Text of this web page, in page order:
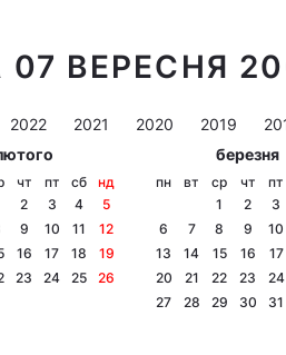
ВЕРЕСНЯ
2022 2021 2020 2019
чт пт сб
нд
2 3 4
5
9 10 11
12
16 17 18
19
23 24 25
26
березня
пн вт ср чт пт
1
2 3
6
7 8 9 10
13
14 15 16 17
20
21 22 23 24
27
28 29 30 31